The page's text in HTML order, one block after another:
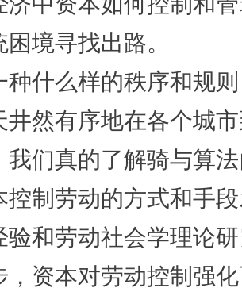
境寻找出路。
种什么样的秩序和规
井然有序地在各个城
我们真的了解骑与算
控制劳动的方式和手
验和劳动社会学理论
，资本对劳动控制强